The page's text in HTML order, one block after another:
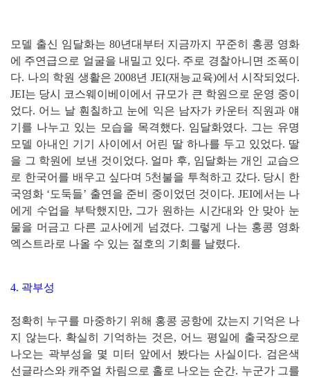
모델 출신 임달화는 80년대부터 지금까지 꾸준히 홍콩 영화
에 주연급으로 얼굴을 내밀고 있다. 주로 경찰아니면 조폭이
다. 나의 학원 생활은 2008년 JEI(재능교육)에서 시작되었다.
JEI는 당시 코스웨이베이에서 규모가 큰 학원으로 운영 중이
었다. 어느 날 훤칠하고 눈에 익은 남자가 카운터 직원과 얘
기를 나누고 있는 모습을 목격했다. 임달화였다. 그는 유명
모델 아내인 기기 사이에서 어린 딸 하나를 두고 있었다. 딸
을 그 학원에 보낸 것이었다. 얼마 후, 임달화는 개인 교습으
로 한국어를 배우고 싶다며 5천불을 투척하고 갔다. 당시 한
국영화 ‘도둑들’ 출연을 준비 중이었던 것이다. JEI에서는 나
에게 수업을 부탁했지만, 그가 원하는 시간대와 안 맞아 눈
물을 머금고 다른 교사에게 넘겼다. 그렇게 나는 홍콩 영화
엑스트라로 나올 수 있는 절호의 기회를 날렸다.
4. 곽부성
정확히 누구를 마중하기 위해 홍콩 공항에 갔는지 기억은 나
지 않는다. 확실히 기억하는 것은, 어느 평일에 출국장으로
나오는 곽부성을 몇 미터 앞에서 봤다는 사실이다. 검은색
선글라스와 캐주얼 차림으로 홀로 나오는 순간. 누군가 그를